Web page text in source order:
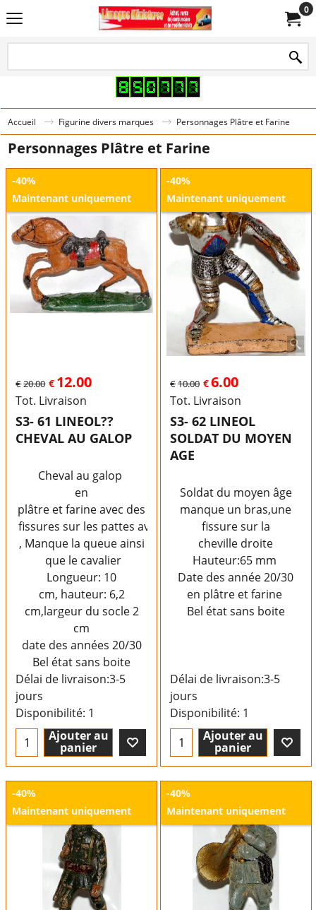
0
Accueil Figurine divers marques Personnages Plâtre et Farine
Personnages Plâtre et Farine
-40%
Maintenant uniquement
€20.00 € 12.00
Tot. Livraison
S3- 61 LINEOL??
CHEVAL AU GALOP
Cheval au galop
en
plâtre et farine avec des
fissures sur les pattes avant
, Manque la queue ainsi
que le cavalier
Longueur: 10
cm, hauteur: 6,2
cm,largeur du socle 2
cm
date des années 20/30
Bel état sans boite
Délai de livraison:3-5
jours
Disponibilité: 1
Ajouter au
panier
-40%
Maintenant uniquement
€10.00 €6.00
Tot. Livraison
S3- 62 LINEOL
SOLDAT DU MOYEN
AGE
Soldat du moyen âge
manque un bras,une
fissure sur la
cheville droite
Hauteur:65 mm
Date des année 20/30
en plâtre et farine
Bel état sans boite
Délai de livraison:3-5
jours
Disponibilité: 1
Ajouter au
panier
-40%
Maintenant uniquement
-40%
Maintenant uniquement